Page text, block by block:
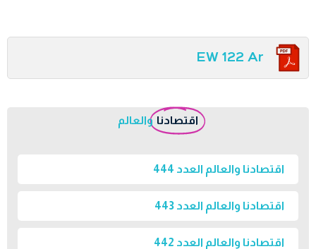
EW 122 Ar
اقتصادنا والعالم
اقتصادنا والعالم العدد 444
اقتصادنا والعالم العدد 443
اقتصادنا والعالم العدد 442